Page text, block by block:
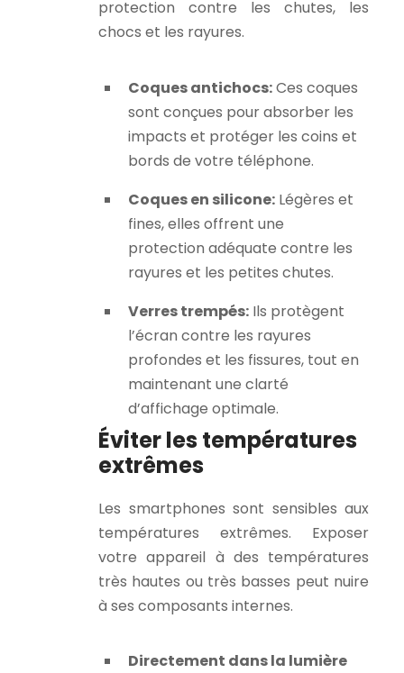
protection contre les chutes, les
chocs et les rayures.
Coques antichocs:Ces coques
sont conçues pour absorber les
impacts et protéger les coins et
bords de votre téléphone.
Coques en silicone: Légères et
fines, elles offrent une
protection adéquate contre les
rayures et les petites chutes.
Verres trempés: Ils protègent
l’écran contre les rayures
profondes et les fissures, tout en
maintenant une clarté
d’affichage optimale.
Éviter les températures
extrêmes
Les smartphones sont sensibles aux
températures extrêmes. Exposer
votre appareil à des températures
très hautes ou très basses peut nuire
à ses composants internes.
Directement dans la lumière